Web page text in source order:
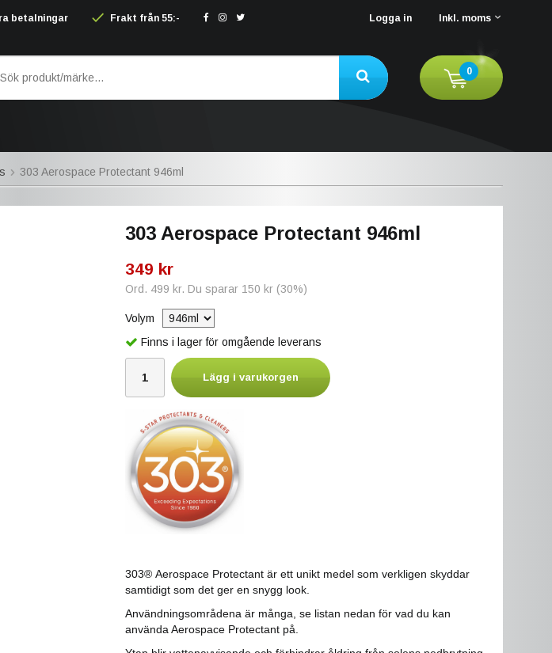
betalningar Frakt från 55:- Logga in Inkl. moms
0
303 Aerospace Protectant 946ml
303 Aerospace Protectant 946ml
349 kr
Ord. 499 kr. Du sparar 150 kr(30%)
Volym
Finns i lager för omgående leverans
Lägg i varukorgen
303® Aerospace Protectant är ett unikt medel som verkligen skyddar
samtidigt som det ger en snygg look.
Användningsområdena är många, se listan nedan för vad du kan
använda Aerospace Protectant på.